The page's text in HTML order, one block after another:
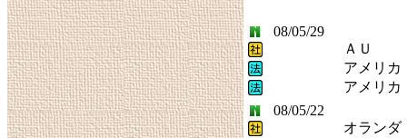
08/05/29
ＡＵ
アメリカ
アメリカ
08/05/22
オランダ